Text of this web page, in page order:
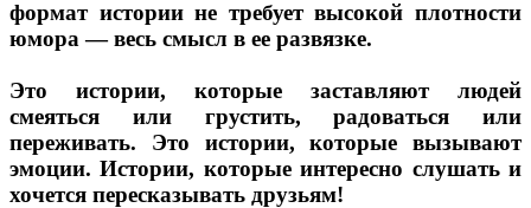
формат истории не требует высокой плотности
юмора — весь смысл в ее развязке.
Это истории, которые заставляют людей
смеяться или грустить, радоваться или
переживать. Это истории, которые вызывают
эмоции. Истории, которые интересно слушать и
хочется пересказывать друзьям!